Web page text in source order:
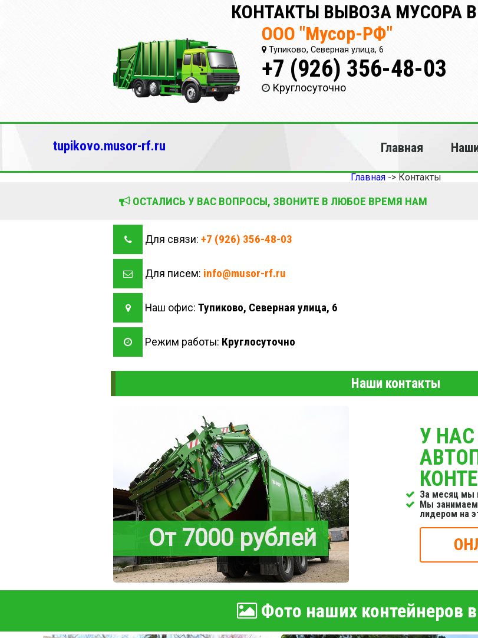
КОНТАКТЫ ВЫВОЗА МУСОРА
ООО "Мусор-РФ"
Тупиково, Северная улица, 6
+7 (926) 356-48-03
Круглосуточно
tupikovo.musor-rf.ru Главная
Главная -> Контакты
ОСТАЛИСЬ У ВАС ВОПРОСЫ, ЗВОНИТЕ В ЛЮБОЕ ВРЕМЯ НАМ
Для связи: +7 (926) 356-48-03
Для писем: info@musor-rf.ru
Наш офис: Тупиково, Северная улица, 6
Режим работы: Круглосуточно
Наши контакты
От 7000 рублей
У
За месяц мы
Мы
лидером на
Фото наших контейнеров